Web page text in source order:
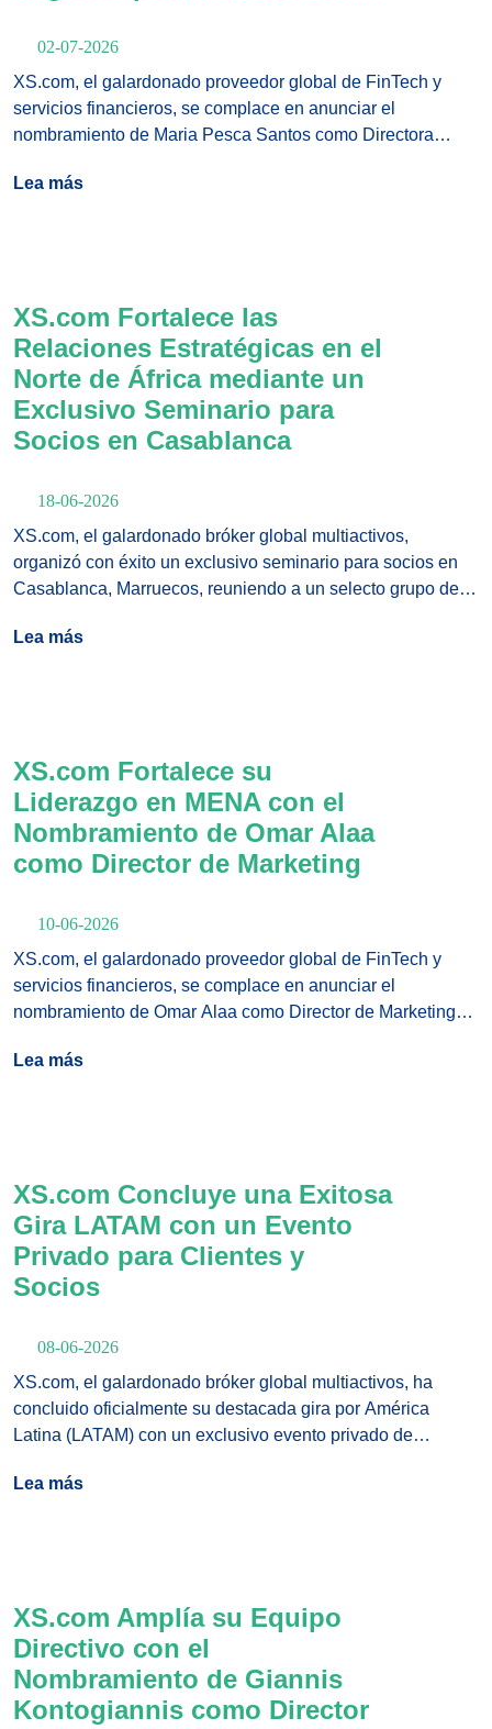
02-07-2026
XS.com, el galardonado proveedor global de FinTech y
servicios financieros, se complace en anunciar el
nombramiento de Maria Pesca Santos como Directora
compañía de fortalecer su equipo global de liderazgo con
Lea más
XS.com Fortalece las
Relaciones Estratégicas en el
Norte de África mediante un
Exclusivo Seminario para
Socios en Casablanca
18-06-2026
XS.com, el galardonado bróker global multiactivos,
organizó con éxito un exclusivo seminario para socios en
Casablanca, Marruecos, reuniendo a un selecto grupo de
industria financiera para un intercambio de alto nivel
Lea más
XS.com Fortalece su
Liderazgo en MENA con el
Nombramiento de Omar Alaa
como Director de Marketing
10-06-2026
XS.com, el galardonado proveedor global de FinTech y
servicios financieros, se complace en anunciar el
nombramiento de Omar Alaa como Director de Marketing
Lea más
XS.com Concluye una Exitosa
Gira LATAM con un Evento
Privado para Clientes y
Socios
08-06-2026
XS.com, el galardonado bróker global multiactivos, ha
concluido oficialmente su destacada gira por América
Latina (LATAM) con un exclusivo evento privado de
InterContinental Medellín.
Lea más
XS.com Amplía su Equipo
Directivo con el
Nombramiento de Giannis
Kontogiannis como Director